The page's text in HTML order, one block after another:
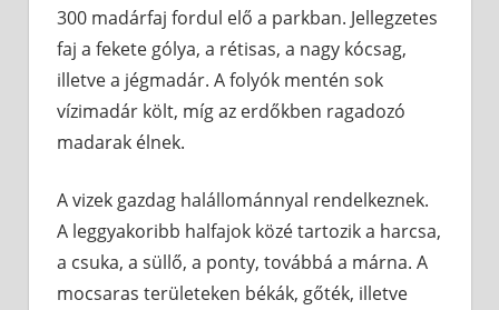
300 madárfaj fordul elő a parkban. Jellegzetes
faj a fekete gólya, a rétisas, a nagy kócsag,
illetve a jégmadár. A folyók mentén sok
vízimadár költ, míg az erdőkben ragadozó
madarak élnek.
A vizek gazdag halállománnyal rendelkeznek.
A leggyakoribb halfajok közé tartozik a harcsa,
a csuka, a süllő, a ponty, továbbá a márna. A
mocsaras területeken békák, gőték, illetve